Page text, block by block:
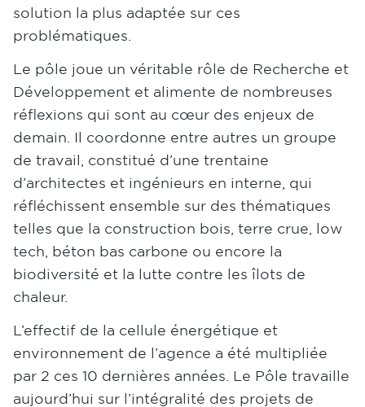
solution la plus adaptée sur ces
problématiques.
Le pôle joue un véritable rôle de Recherche et
Développement et alimente de nombreuses
réflexions qui sont au cœur des enjeux de
demain. Il coordonne entre autres un groupe
de travail, constitué d’une trentaine
d’architectes et ingénieurs en interne, qui
réfléchissent ensemble sur des thématiques
telles que la construction bois, terre crue, low
tech, béton bas carbone ou encore la
biodiversité et la lutte contre les îlots de
chaleur.
L’effectif de la cellule énergétique et
environnement de l’agence a été multipliée
par 2 ces 10 dernières années. Le Pôle travaille
aujourd’hui sur l’intégralité des projets de